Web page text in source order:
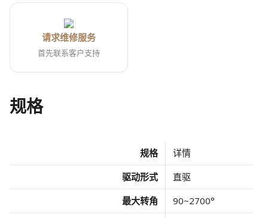
请求维修服务
首先联系客户支持
规格
规格
详情
驱动形式
直驱
最大转角
90~2700°